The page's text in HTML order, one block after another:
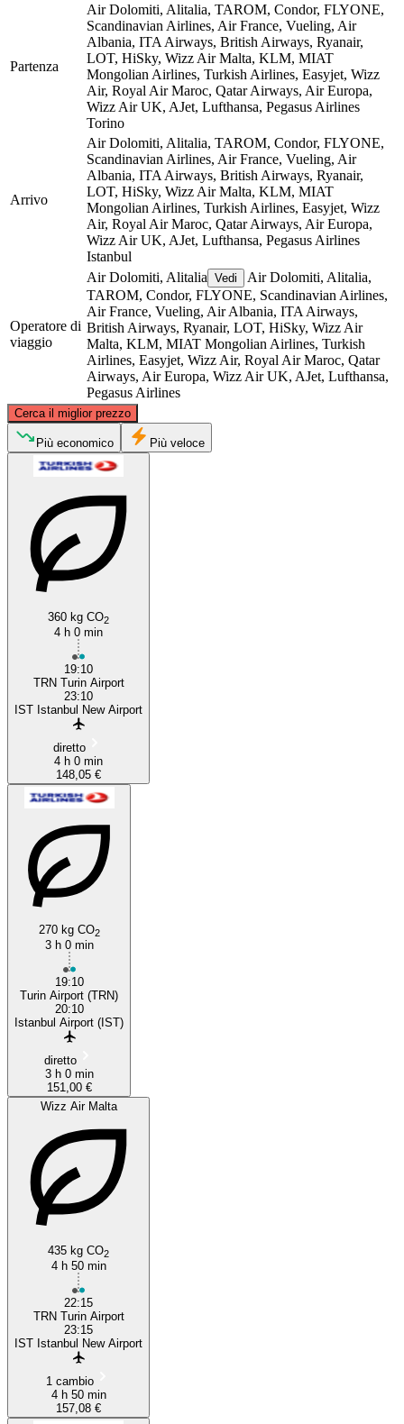
Partenza
Air Dolomiti, Alitalia, TAROM, Condor, FLYONE,
Scandinavian Airlines, Air France, Vueling, Air
Albania, ITA Airways, British Airways, Ryanair,
LOT, HiSky, Wizz Air Malta, KLM, MIAT
Mongolian Airlines, Turkish Airlines, Easyjet, Wizz
Air, Royal Air Maroc, Qatar Airways, Air Europa,
Wizz Air UK, AJet, Lufthansa, Pegasus Airlines
Torino
Arrivo
Air Dolomiti, Alitalia, TAROM, Condor, FLYONE,
Scandinavian Airlines, Air France, Vueling, Air
Albania, ITA Airways, British Airways, Ryanair,
LOT, HiSky, Wizz Air Malta, KLM, MIAT
Mongolian Airlines, Turkish Airlines, Easyjet, Wizz
Air, Royal Air Maroc, Qatar Airways, Air Europa,
Wizz Air UK, AJet, Lufthansa, Pegasus Airlines
Istanbul
Operatore di
viaggio
Air Dolomiti, Alitalia Vedi
Air Dolomiti, Alitalia,
TAROM, Condor, FLYONE, Scandinavian Airlines,
Air France, Vueling, Air Albania, ITA Airways,
British Airways, Ryanair, LOT, HiSky, Wizz Air
Malta, KLM, MIAT Mongolian Airlines, Turkish
Airlines, Easyjet, Wizz Air, Royal Air Maroc, Qatar
Airways, Air Europa, Wizz Air UK, AJet, Lufthansa,
Pegasus Airlines
Cerca il miglior prezzo
Più economico Più veloce
360 kg CO2
4 h 0 min
19:10
TRN Turin Airport
23:10
IST Istanbul New Airport
diretto
4 h 0 min
148,05 €
270 kg CO2
3 h 0 min
19:10
Turin Airport (TRN)
20:10
Istanbul Airport (IST)
diretto
3 h 0 min
151,00 €
Wizz Air Malta
435 kg CO2
4 h 50 min
22:15
TRN Turin Airport
23:15
IST Istanbul New Airport
1 cambio
4 h 50 min
157,08 €